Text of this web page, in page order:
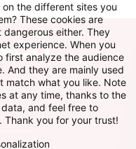
the different sites you
These cookies are
either. They
experience. When you
first analyze the audience
And they are mainly used
match what you like. Note
at any time, thanks to the
and feel free to
you for your trust!